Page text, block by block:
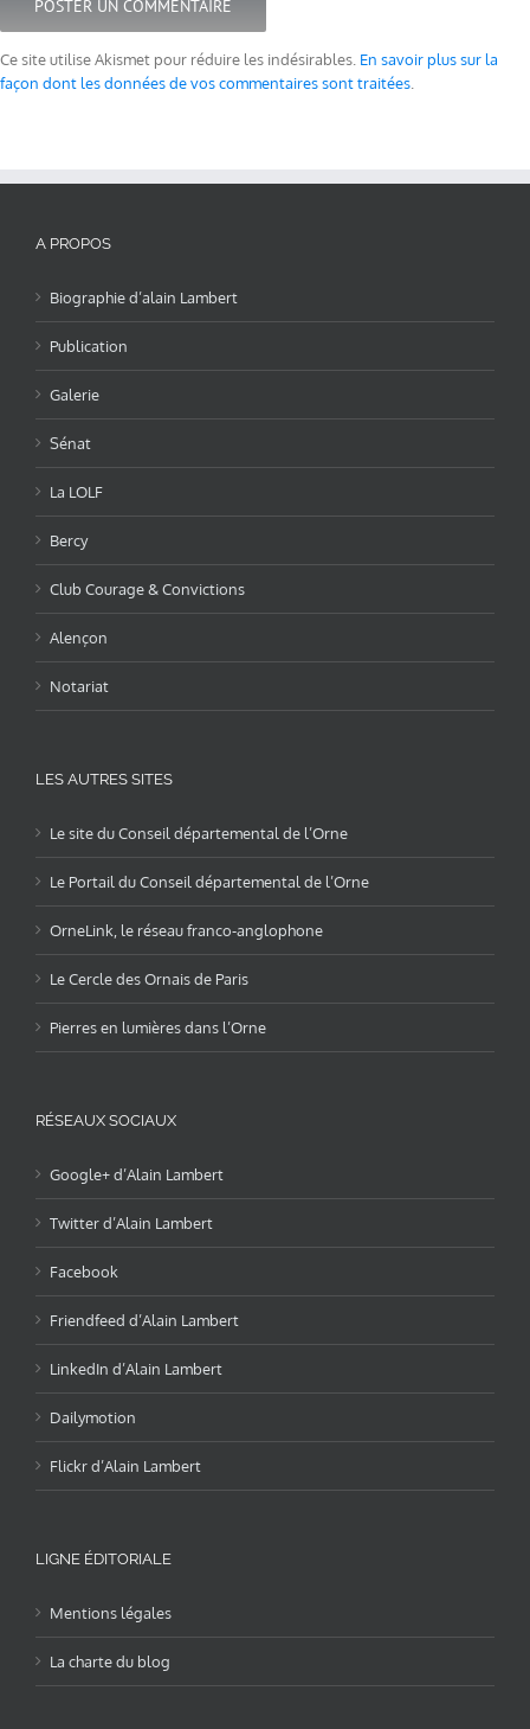
Ce site utilise Akismet pour réduire les indésirables. En savoir plus sur la
façon dont les données de vos commentaires sont traitées
A PROPOS
Biographie d’alain Lambert
Publication
Galerie
Sénat
La LOLF
Bercy
Club Courage & Convictions
Alençon
Notariat
LES AUTRES SITES
Le site du Conseil départemental de l’Orne
Le Portail du Conseil départemental de l’Orne
OrneLink, le réseau franco-anglophone
Le Cercle des Ornais de Paris
Pierres en lumières dans l’Orne
RÉSEAUX SOCIAUX
Google+ d’Alain Lambert
Twitter d’Alain Lambert
Facebook
Friendfeed d’Alain Lambert
LinkedIn d’Alain Lambert
Dailymotion
Flickr d’Alain Lambert
LIGNE ÉDITORIALE
Mentions légales
La charte du blog